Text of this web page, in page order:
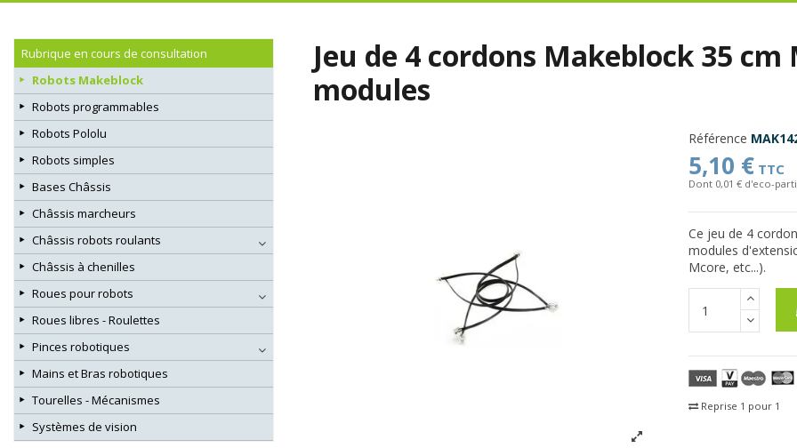
Jeu de 4 cordons Makeblock 35
modules
Référence
5,10 € TTC
Dont 0,01 € d'eco-
Ce jeu de 4
modules
Mcore, etc...).
Reprise 1 pour 1
Rubrique en cours de consultation
Robots Makeblock
Robots programmables
Robots Pololu
Robots simples
Bases Châssis
Châssis marcheurs
Châssis robots roulants
Châssis à chenilles
Roues pour robots
Roues libres - Roulettes
Pinces robotiques
Mains et Bras robotiques
Tourelles - Mécanismes
Systèmes de vision